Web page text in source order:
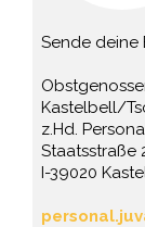
Sende deine
Kastelbell/
z.Hd.
Staatsstraße
I-39020